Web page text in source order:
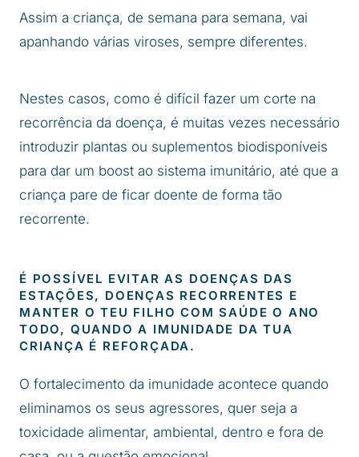
Assim a criança, de semana para semana, vai
apanhando várias viroses, sempre diferentes.
Nestes casos, como é difícil fazer um corte na
recorrência da doença, é muitas vezes necessário
introduzir plantas ou suplementos biodisponíveis
para dar um boost ao sistema imunitário, até que a
criança pare de ficar doente de forma tão
recorrente.
É POSSÍVEL EVITAR AS DOENÇAS DAS
ESTAÇÕES, DOENÇAS RECORRENTES E
MANTER O TEU FILHO COM SAÚDE O ANO
TODO, QUANDO A IMUNIDADE DA TUA
CRIANÇA É REFORÇADA.
O fortalecimento da imunidade acontece quando
eliminamos os seus agressores, quer seja a
toxicidade alimentar, ambiental, dentro e fora de